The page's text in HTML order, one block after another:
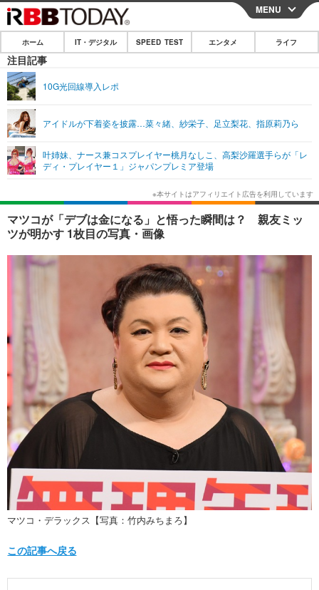
CLOSE
ホーム
IT・デジタル
ショッピング その他
SPEED TEST
エンタメ
エンタメTOP 映画・ドラマ
韓国・芸能
音楽 スポーツ
その他
ライフ
ライフTOP グルメ
ペット ショッピング
その他
リリース一覧
プッシュ通知の停止方法
MENU
ホーム IT・デジタル SPEED TEST エンタメ ライフ
注目記事
10G光回線導入レポ
アイドルが下着姿を披露…菜々緒、紗栄子、足立梨花、指原莉乃ら
叶姉妹、ナース兼コスプレイヤー桃月なしこ、高梨沙羅選手らが「レ
ディ・プレイヤー１」ジャパンプレミア登場
マツコが「デブは金になる」と悟った瞬間は？ 親友ミッ
ツが明かす 1枚目の写真・画像
マツコ・デラックス【写真：竹内みちまろ】
この記事へ戻る